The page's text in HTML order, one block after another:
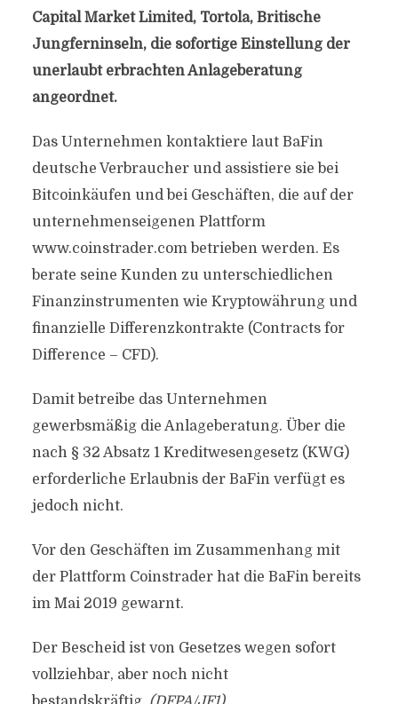
Capital Market Limited, Tortola, Britische
Jungferninseln, die sofortige Einstellung der
unerlaubt erbrachten Anlageberatung
angeordnet.
Das Unternehmen kontaktiere laut BaFin
deutsche Verbraucher und assistiere sie bei
Bitcoinkäufen und bei Geschäften, die auf der
unternehmenseigenen Plattform
www.coinstrader.com betrieben werden. Es
berate seine Kunden zu unterschiedlichen
Finanzinstrumenten wie Kryptowährung und
finanzielle Differenzkontrakte (Contracts for
Difference – CFD).
Damit betreibe das Unternehmen
gewerbsmäßig die Anlageberatung. Über die
nach § 32 Absatz 1 Kreditwesengesetz (KWG)
erforderliche Erlaubnis der BaFin verfügt es
jedoch nicht.
Vor den Geschäften im Zusammenhang mit
der Plattform Coinstrader hat die BaFin bereits
im Mai 2019 gewarnt.
Der Bescheid ist von Gesetzes wegen sofort
vollziehbar, aber noch nicht